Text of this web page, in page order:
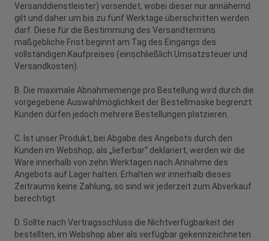
Versanddienstleister) versendet, wobei dieser nur annähernd
gilt und daher um bis zu fünf Werktage überschritten werden
darf. Diese für die Bestimmung des Versandtermins
maßgebliche Frist beginnt am Tag des Eingangs des
vollständigen Kaufpreises (einschließlich Umsatzsteuer und
Versandkosten).
B. Die maximale Abnahmemenge pro Bestellung wird durch die
vorgegebene Auswahlmöglichkeit der Bestellmaske begrenzt.
Kunden dürfen jedoch mehrere Bestellungen platzieren.
C. Ist unser Produkt, bei Abgabe des Angebots durch den
Kunden im Webshop, als „lieferbar“ deklariert, werden wir die
Ware innerhalb von zehn Werktagen nach Annahme des
Angebots auf Lager halten. Erhalten wir innerhalb dieses
Zeitraums keine Zahlung, so sind wir jederzeit zum Abverkauf
berechtigt.
D. Sollte nach Vertragsschluss die Nichtverfügbarkeit der
bestellten, im Webshop aber als verfügbar gekennzeichneten